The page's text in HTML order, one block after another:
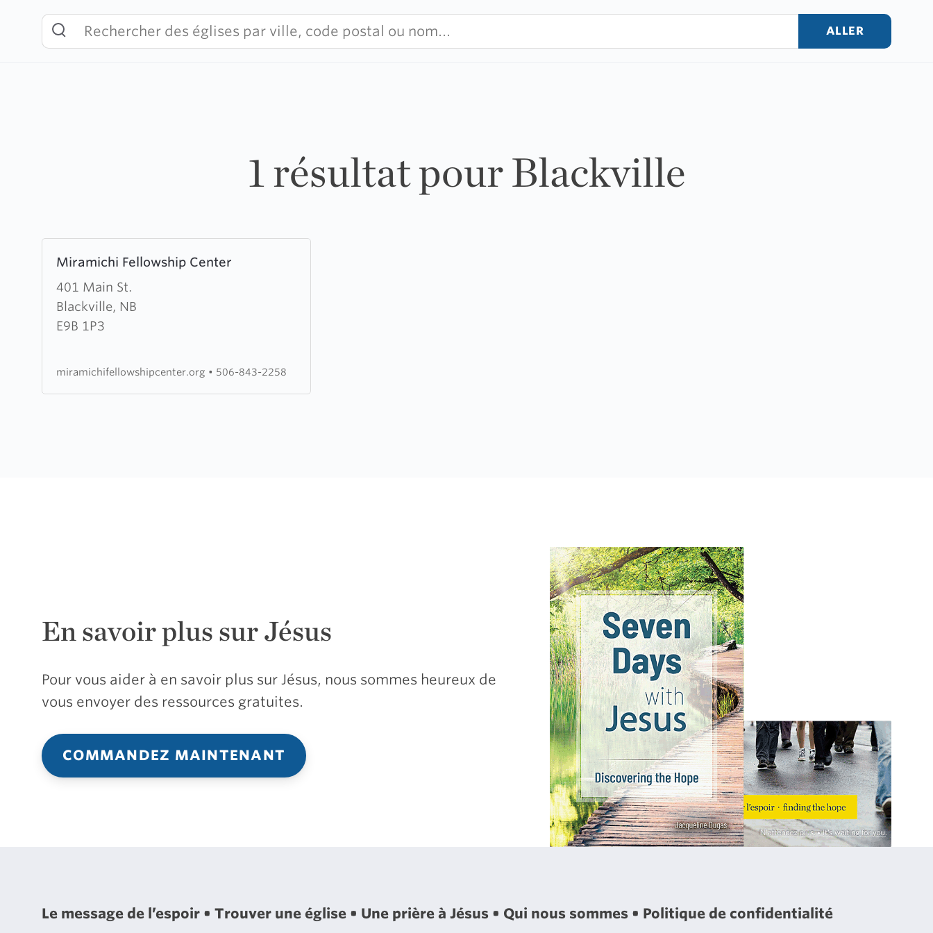
ALLER
1 résultat pour Blackville
Miramichi Fellowship Center
401 Main St.
Blackville, NB
E9B 1P3
more
about
Miramichi
Fellowship
miramichifellowshipcenter.org • 506-843-2258
En savoir plus sur Jésus
Pour vous aider à en savoir plus sur Jésus, nous sommes heureux de
vous envoyer des ressources gratuites.
COMMANDEZ MAINTENANT
Le message de l’espoir Trouver une église Une prière à Jésus Qui nous sommes Politique de confidentialité